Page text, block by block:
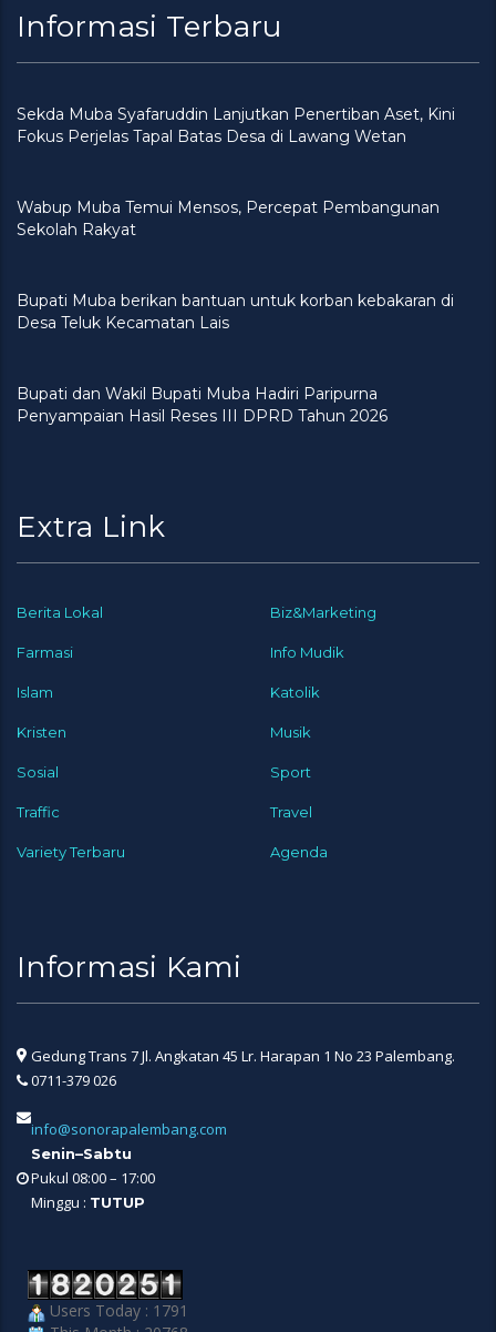
Informasi Terbaru
Sekda Muba Syafaruddin Lanjutkan Penertiban Aset, Kini
Fokus Perjelas Tapal Batas Desa di Lawang Wetan
Wabup Muba Temui Mensos, Percepat Pembangunan
Sekolah Rakyat
Bupati Muba berikan bantuan untuk korban kebakaran di
Desa Teluk Kecamatan Lais
Bupati dan Wakil Bupati Muba Hadiri Paripurna
Penyampaian Hasil Reses III DPRD Tahun 2026
Extra Link
Berita Lokal Biz&Marketing
Farmasi Info Mudik
Islam Katolik
Kristen Musik
Sosial Sport
Traffic Travel
Variety Terbaru Agenda
Informasi Kami
Gedung Trans 7 Jl. Angkatan 45 Lr. Harapan 1 No 23 Palembang.
0711-379 026
info@sonorapalembang.com
Senin–Sabtu
Pukul 08:00 – 17:00
Minggu : TUTUP
Users Today : 1791